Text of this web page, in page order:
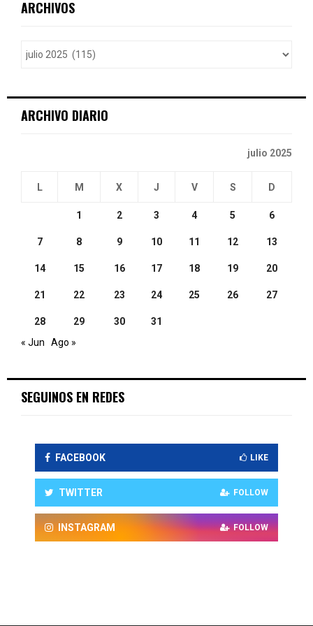
h
ARCHIVOS
ARCHIVO DIARIO
julio 2025
L M X J V S D
1 2 3 4 5 6
7 8 9 10 11 12 13
14 15 16 17 18 19 20
21 22 23 24 25 26 27
28 29 30
31
« Jun
Ago »
SEGUINOS EN REDES
FACEBOOK LIKE
TWITTER FOLLOW
INSTAGRAM FOLLOW